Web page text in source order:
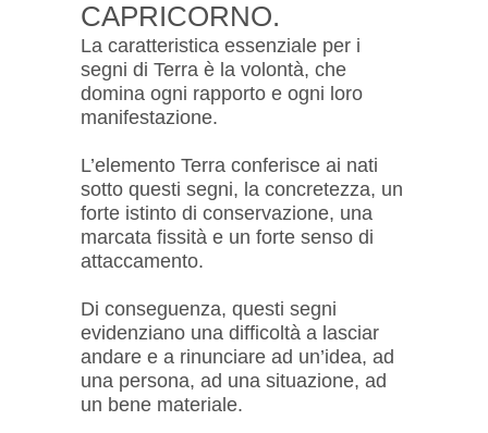
CAPRICORNO.
La caratteristica essenziale per i
segni di Terra è la volontà, che
domina ogni rapporto e ogni loro
manifestazione.
L’elemento Terra conferisce ai nati
sotto questi segni, la concretezza, un
forte istinto di conservazione, una
marcata fissità e un forte senso di
attaccamento.
Di conseguenza, questi segni
evidenziano una difficoltà a lasciar
andare e a rinunciare ad un’idea, ad
una persona, ad una situazione, ad
un bene materiale.